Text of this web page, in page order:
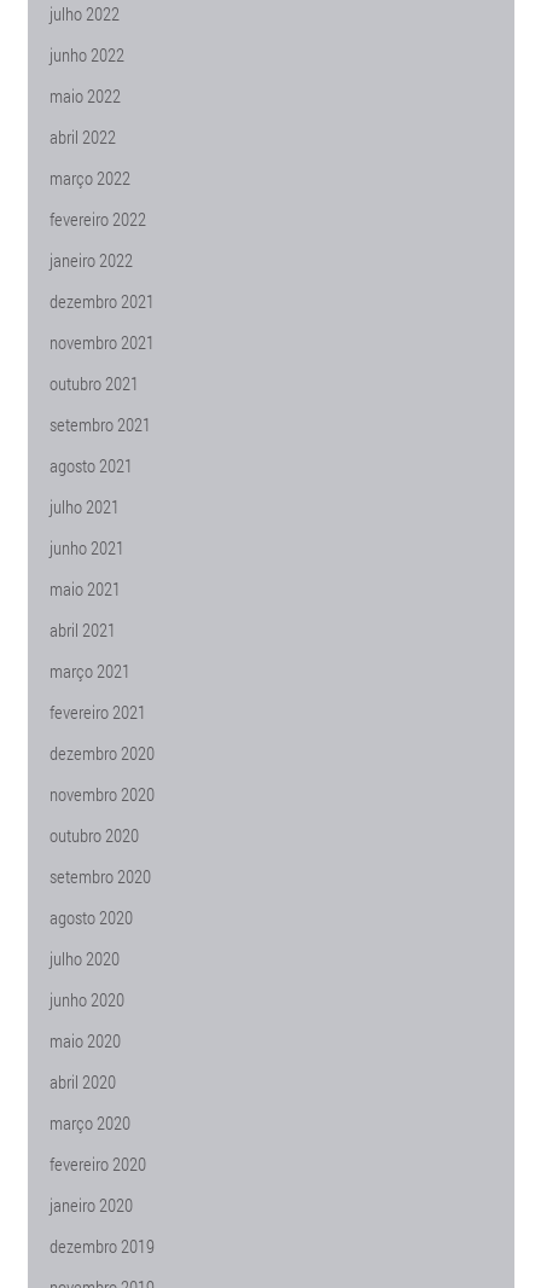
julho 2022
junho 2022
maio 2022
abril 2022
março 2022
fevereiro 2022
janeiro 2022
dezembro 2021
novembro 2021
outubro 2021
setembro 2021
agosto 2021
julho 2021
junho 2021
maio 2021
abril 2021
março 2021
fevereiro 2021
dezembro 2020
novembro 2020
outubro 2020
setembro 2020
agosto 2020
julho 2020
junho 2020
maio 2020
abril 2020
março 2020
fevereiro 2020
janeiro 2020
dezembro 2019